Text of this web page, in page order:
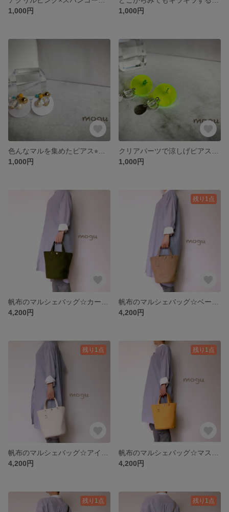
1,000円
1,000円
1,000円
1,000円
4,200円
残り1点
4,200円
残り1点
4,200円
残り1点
4,200円
残り1点 残り1点